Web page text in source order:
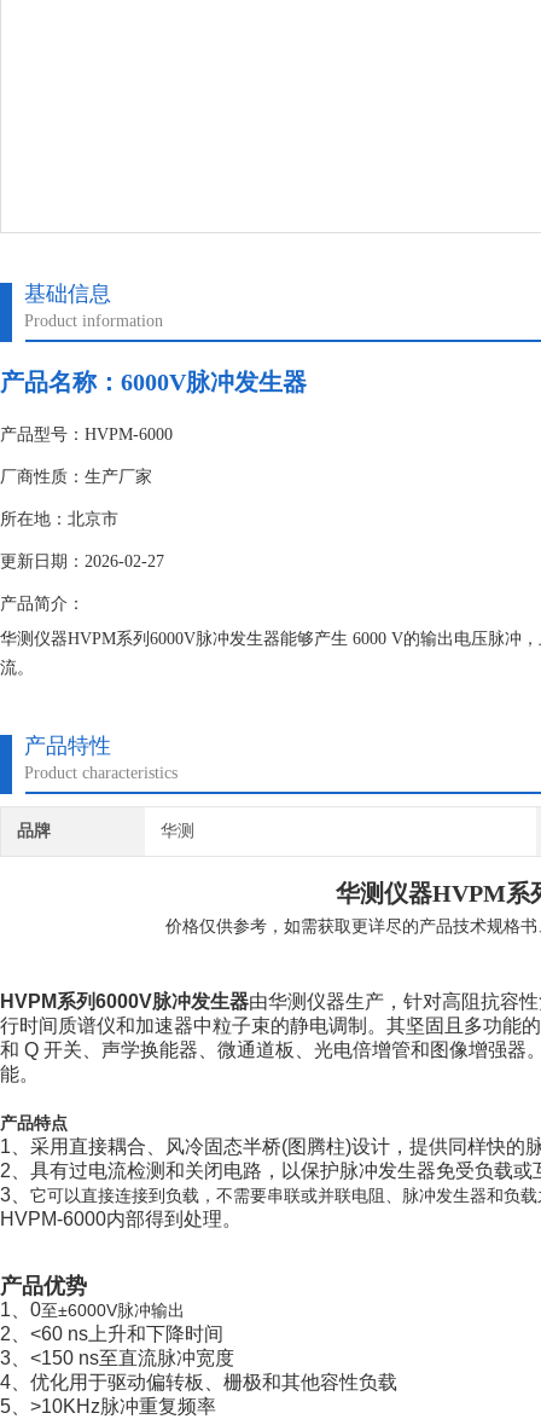
基础信息
Product information
产品名称： 6000V脉冲发生器
产品型号：HVPM-6000
厂商性质：生产厂家
所在地：北京市
更新日期：2026-02-27
产品简介：
华测仪器HVPM系列6000V脉冲发生器能够产生 6000 V的输出电压脉冲
流。
产品特性
Product characteristics
品牌 华测
华测仪器HVPM系
价格仅供参考，如需获取更详尽的产品技术规格
HVPM系列6000V脉冲发生器由华测仪器生产， 针对高阻抗容
行时间质谱仪和加速器中粒子束的静电调制。其坚固且多功能
和 Q 开关、声学换能器、微通道板、光电倍增管和图像增强
能。
产品特点
1、采用直接耦合、风冷固态半桥(图腾柱)设计，提供同样快
2、具有过电流检测和关闭电路，以保护脉冲发生器免受负载
3、 它可以直接连接到负载，不需要串联或并联电阻、脉冲发生器和负
HVPM-6000内部得到处理。
产品优势
1、0至±6000V脉冲输出
2、<60 ns上升和下降时间
3、<150 ns至直流脉冲宽度
4、优化用于驱动偏转板、栅极和其他容性负载
5、>10KHz脉冲重复频率